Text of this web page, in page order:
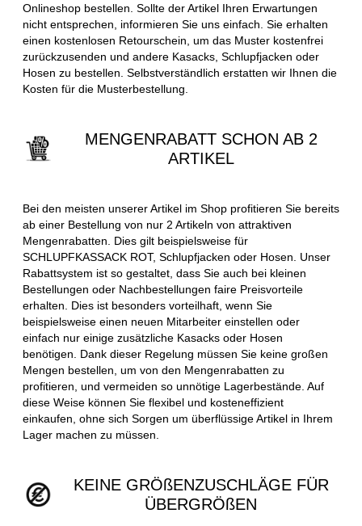
Onlineshop bestellen. Sollte der Artikel Ihren Erwartungen
nicht entsprechen, informieren Sie uns einfach. Sie erhalten
einen kostenlosen Retourschein, um das Muster kostenfrei
zurückzusenden und andere Kasacks, Schlupfjacken oder
Hosen zu bestellen. Selbstverständlich erstatten wir Ihnen die
Kosten für die Musterbestellung.
MENGENRABATT SCHON AB 2
ARTIKEL
Bei den meisten unserer Artikel im Shop profitieren Sie bereits
ab einer Bestellung von nur 2 Artikeln von attraktiven
Mengenrabatten. Dies gilt beispielsweise für
SCHLUPFKASSACK ROT, Schlupfjacken oder Hosen. Unser
Rabattsystem ist so gestaltet, dass Sie auch bei kleinen
Bestellungen oder Nachbestellungen faire Preisvorteile
erhalten. Dies ist besonders vorteilhaft, wenn Sie
beispielsweise einen neuen Mitarbeiter einstellen oder
einfach nur einige zusätzliche Kasacks oder Hosen
benötigen. Dank dieser Regelung müssen Sie keine großen
Mengen bestellen, um von den Mengenrabatten zu
profitieren, und vermeiden so unnötige Lagerbestände. Auf
diese Weise können Sie flexibel und kosteneffizient
einkaufen, ohne sich Sorgen um überflüssige Artikel in Ihrem
Lager machen zu müssen.
KEINE GRÖßENZUSCHLÄGE FÜR
ÜBERGRÖßEN